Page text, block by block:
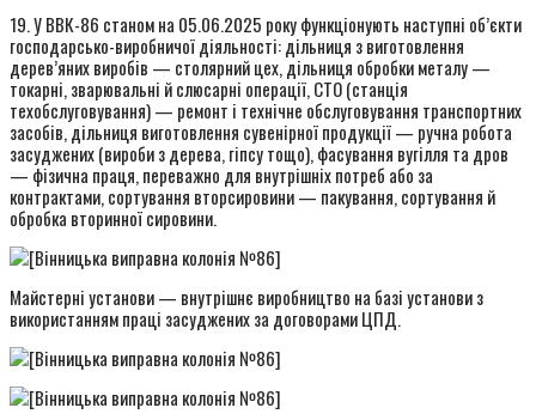
19. У ВВК-86 станом на 05.06.2025 року функціонують наступні об’єкти
господарсько-виробничої діяльності: дільниця з виготовлення
дерев’яних виробів — столярний цех, дільниця обробки металу —
токарні, зварювальні й слюсарні операції, СТО (станція
техобслуговування) — ремонт і технічне обслуговування транспортних
засобів, дільниця виготовлення сувенірної продукції — ручна робота
засуджених (вироби з дерева, гіпсу тощо), фасування вугілля та дров
— фізична праця, переважно для внутрішніх потреб або за
контрактами, сортування вторсировини — пакування, сортування й
обробка вторинної сировини.
Майстерні установи — внутрішнє виробництво на базі установи з
використанням праці засуджених за договорами ЦПД.